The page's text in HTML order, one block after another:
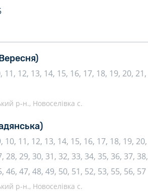
11, 12, 13, 14, 15, 16, 17, 18, 19, 20, 21,
р-н., Новоселівка с.
10, 11, 12, 13, 14, 15, 16, 17, 18, 19, 20,
28, 29, 30, 31, 32, 33, 34, 35, 36, 37, 38,
46, 47, 48, 49, 50, 51, 52, 53, 55, 56, 57
р-н., Новоселівка с.